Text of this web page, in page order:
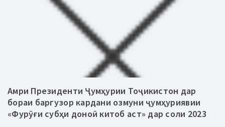
Амри Президенти Ҷумҳурии Тоҷикистон дар
бораи баргузор кардани озмуни ҷумҳуриявии
«Фурӯғи субҳи доноӣ китоб аст» дар соли 2023